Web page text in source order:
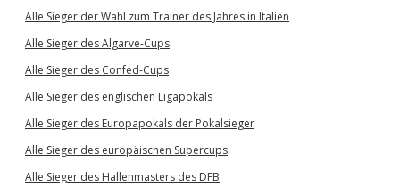
Alle Sieger der Wahl zum Trainer des Jahres in Italien
Alle Sieger des Algarve-Cups
Alle Sieger des Confed-Cups
Alle Sieger des englischen Ligapokals
Alle Sieger des Europapokals der Pokalsieger
Alle Sieger des europäischen Supercups
Alle Sieger des Hallenmasters des DFB